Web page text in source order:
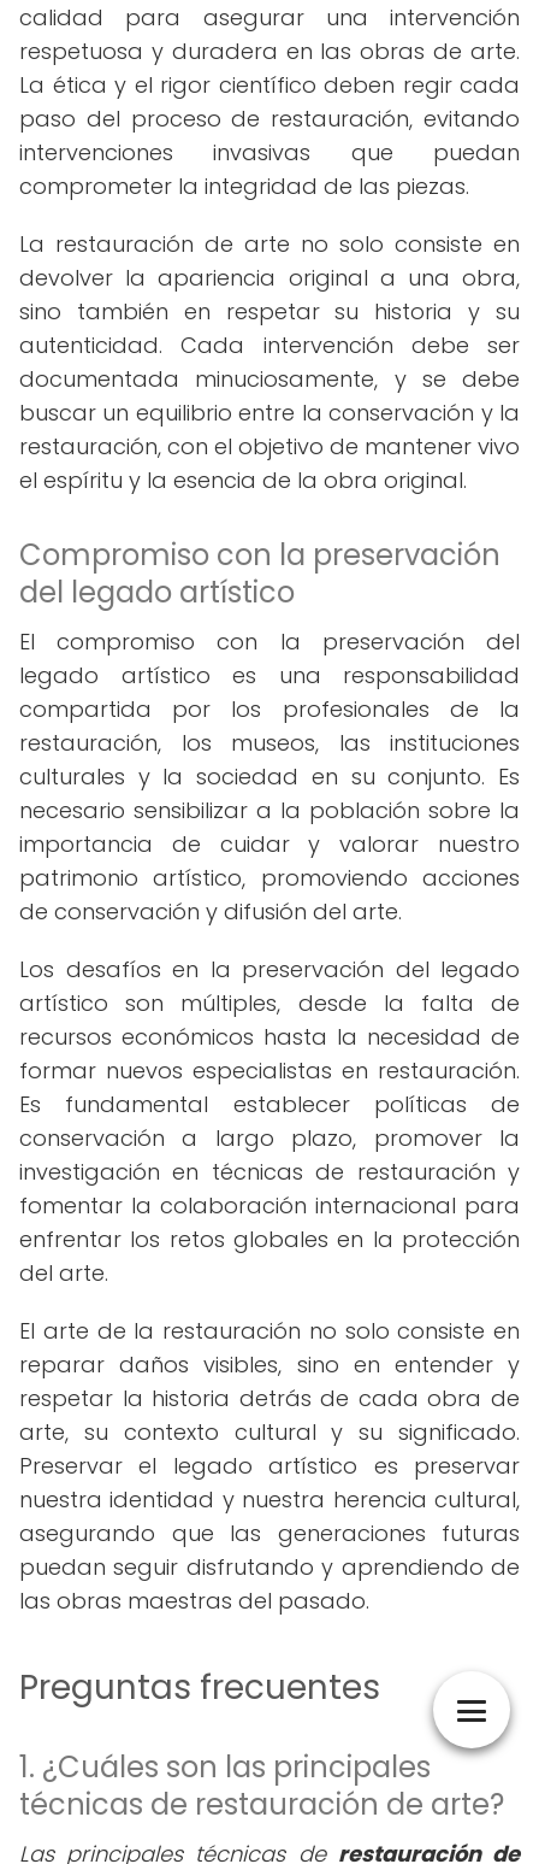
calidad para asegurar una intervención
respetuosa y duradera en las obras de arte.
La ética y el rigor científico deben regir cada
paso del proceso de restauración, evitando
intervenciones invasivas que puedan
comprometer la integridad de las piezas.
La restauración de arte no solo consiste en
devolver la apariencia original a una obra,
sino también en respetar su historia y su
autenticidad. Cada intervención debe ser
documentada minuciosamente, y se debe
buscar un equilibrio entre la conservación y la
restauración, con el objetivo de mantener vivo
el espíritu y la esencia de la obra original.
Compromiso con la preservación
del legado artístico
El compromiso con la preservación del
legado artístico es una responsabilidad
compartida por los profesionales de la
restauración, los museos, las instituciones
culturales y la sociedad en su conjunto. Es
necesario sensibilizar a la población sobre la
importancia de cuidar y valorar nuestro
patrimonio artístico, promoviendo acciones
de conservación y difusión del arte.
Los desafíos en la preservación del legado
artístico son múltiples, desde la falta de
recursos económicos hasta la necesidad de
formar nuevos especialistas en restauración.
Es fundamental establecer políticas de
conservación a largo plazo, promover la
investigación en técnicas de restauración y
fomentar la colaboración internacional para
enfrentar los retos globales en la protección
del arte.
El arte de la restauración no solo consiste en
reparar daños visibles, sino en entender y
respetar la historia detrás de cada obra de
arte, su contexto cultural y su significado.
Preservar el legado artístico es preservar
nuestra identidad y nuestra herencia cultural,
asegurando que las generaciones futuras
puedan seguir disfrutando y aprendiendo de
las obras maestras del pasado.
Preguntas frecuentes
1. ¿Cuáles son las principales
técnicas de restauración de arte?
Las principales técnicas de restauración de